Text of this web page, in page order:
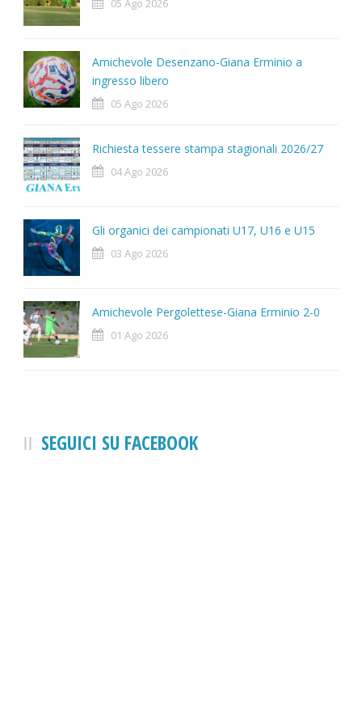
05 Ago 2026
Amichevole Desenzano-Giana Erminio a
ingresso libero
05 Ago 2026
Richiesta tessere stampa stagionali 2026/27
04 Ago 2026
Gli organici dei campionati U17, U16 e U15
03 Ago 2026
Amichevole Pergolettese-Giana Erminio 2-0
01 Ago 2026
SEGUICI SU FACEBOOK